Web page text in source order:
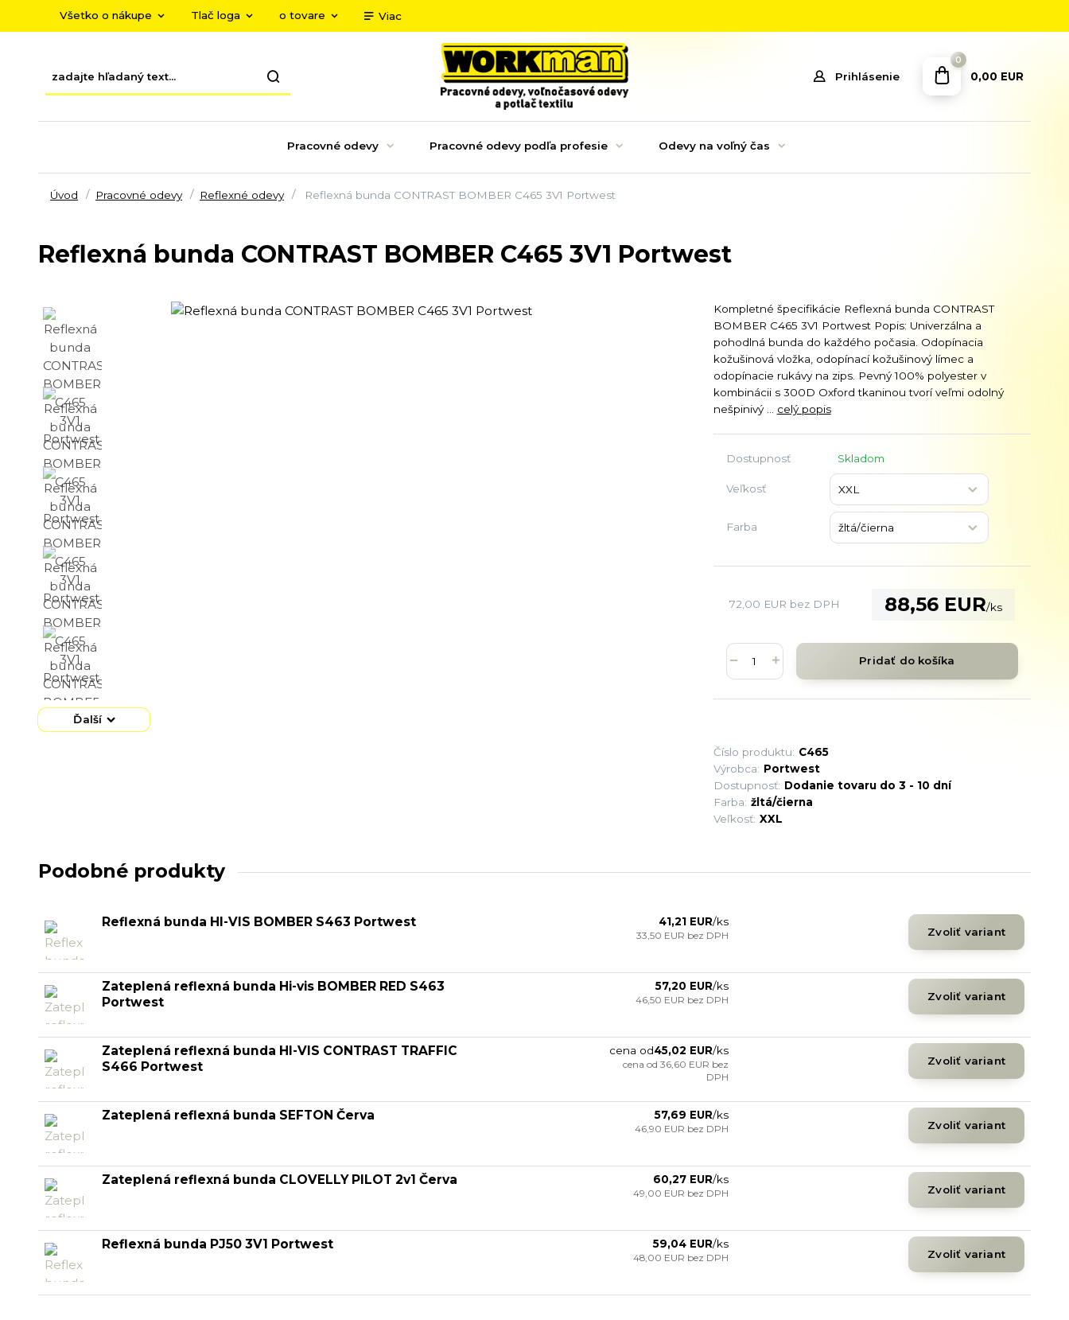
Všetko o nákupe Tlač loga o tovare Viac
Prihlásenie
0
0,00 EUR
Pracovné odevy Pracovné odevy podľa profesie Odevy na voľný čas
Úvod Pracovné odevy Reflexné odevy Reflexná bunda CONTRAST BOMBER C465 3V1 Portwest
Reflexná bunda CONTRAST BOMBER C465 3V1 Portwest
Ďalší
Kompletné špecifikácie Reflexná bunda CONTRAST
BOMBER C465 3V1 Portwest Popis: Univerzálna a
pohodlná bunda do každého počasia. Odopínacia
kožušinová vložka, odopínací kožušinový límec a
odopínacie rukávy na zips. Pevný 100% polyester v
kombinácii s 300D Oxford tkaninou tvorí veľmi odolný
nešpinivý ... celý popis
Dostupnosť Skladom
Veľkosť
Farba
88,56 EUR/ks
72,00 EUR bez DPH
Pridať do košíka
Číslo produktu: C465
Výrobca: Portwest
Dostupnosť: Dodanie tovaru do 3 - 10 dní
Farba: žltá/čierna
Veľkosť: XXL
Podobné produkty
Reflexná bunda HI-VIS BOMBER S463 Portwest 41,21 EUR/ks
33,50 EUR bez DPH Zvoliť variant
Zateplená reflexná bunda Hi-vis BOMBER RED S463
Portwest
57,20 EUR/ks
46,50 EUR bez DPH Zvoliť variant
Zateplená reflexná bunda HI-VIS CONTRAST TRAFFIC
S466 Portwest
cena od45,02 EUR/ks
cena od 36,60 EUR bez
DPH
Zvoliť variant
Zateplená reflexná bunda SEFTON Červa 57,69 EUR/ks
46,90 EUR bez DPH Zvoliť variant
Zateplená reflexná bunda CLOVELLY PILOT 2v1 Červa 60,27 EUR/ks
49,00 EUR bez DPH Zvoliť variant
Reflexná bunda PJ50 3V1 Portwest 59,04 EUR/ks
48,00 EUR bez DPH Zvoliť variant